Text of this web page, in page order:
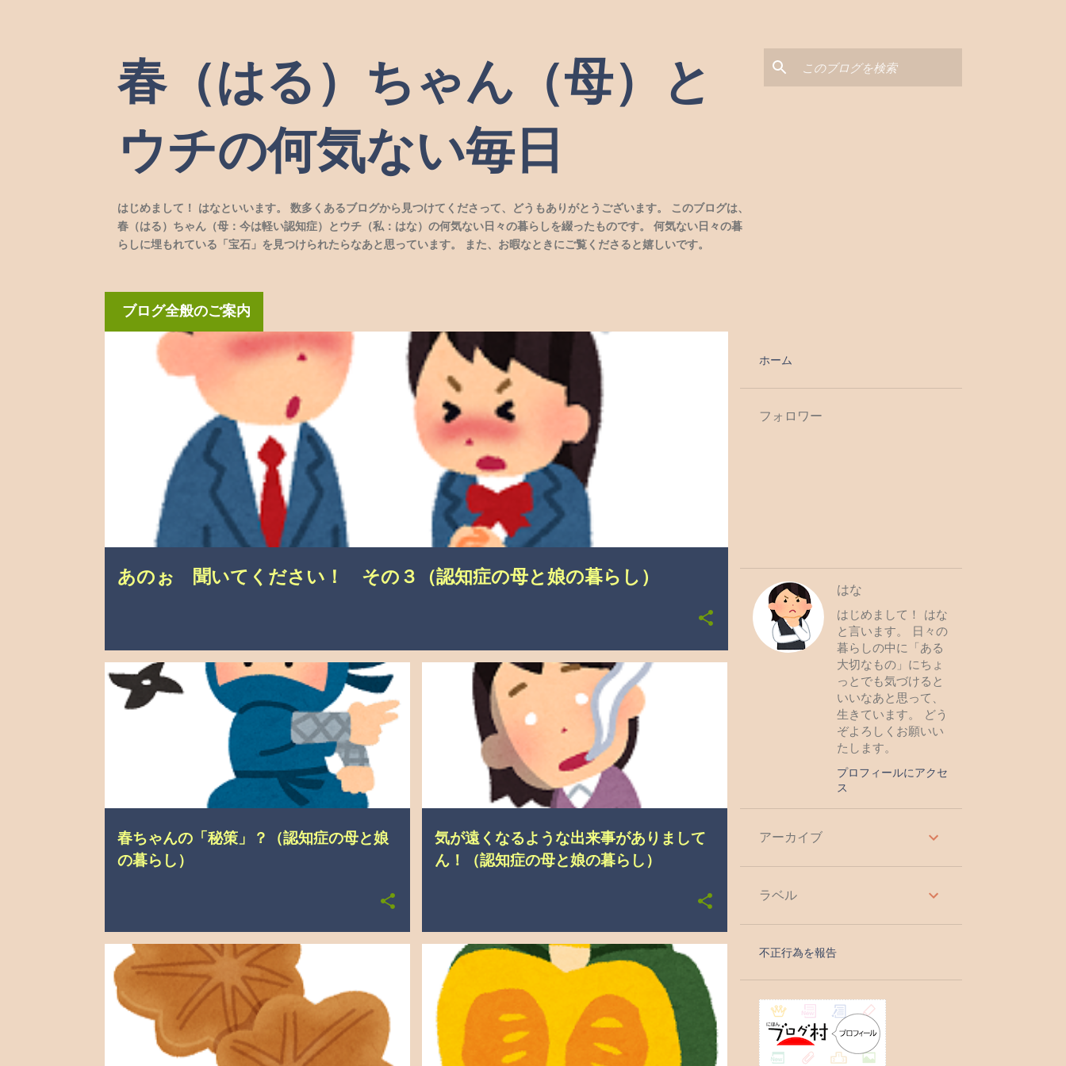
春（はる）ちゃん（母）と
ウチの何気ない毎日
はじめまして！ はなといいます。 数多くあるブログから見つけてくださって、どうもありがとうございます。 このブログは、
春（はる）ちゃん（母：今は軽い認知症）とウチ（私：はな）の何気ない日々の暮らしを綴ったものです。 何気ない日々の暮
らしに埋もれている「宝石」を見つけられたらなあと思っています。 また、お暇なときにご覧くださると嬉しいです。
ブログ全般のご案内
あのぉ 聞いてください！ その３（認知症の母と娘の暮らし）
こんなこと、あったんやで 介護の悩み 自分の悩み
春ちゃんの「秘策」？（認知症の母と娘
の暮らし）
介護の悩み
気が遠くなるような出来事がありまして
ん！（認知症の母と娘の暮らし）
こんなこと、あったんやで 介護の悩み 逆切れ
介護の悩み 記憶障害 こんなこと、あったんやで
ホーム
フォロワー
はな
はじめまして！ はな
と言います。 日々の
暮らしの中に「ある
大切なもの」にちょ
っとでも気づけると
いいなあと思って、
生きています。 どう
ぞよろしくお願いい
たします。
プロフィールにアクセ
ス
アーカイブ
ラベル
不正行為を報告